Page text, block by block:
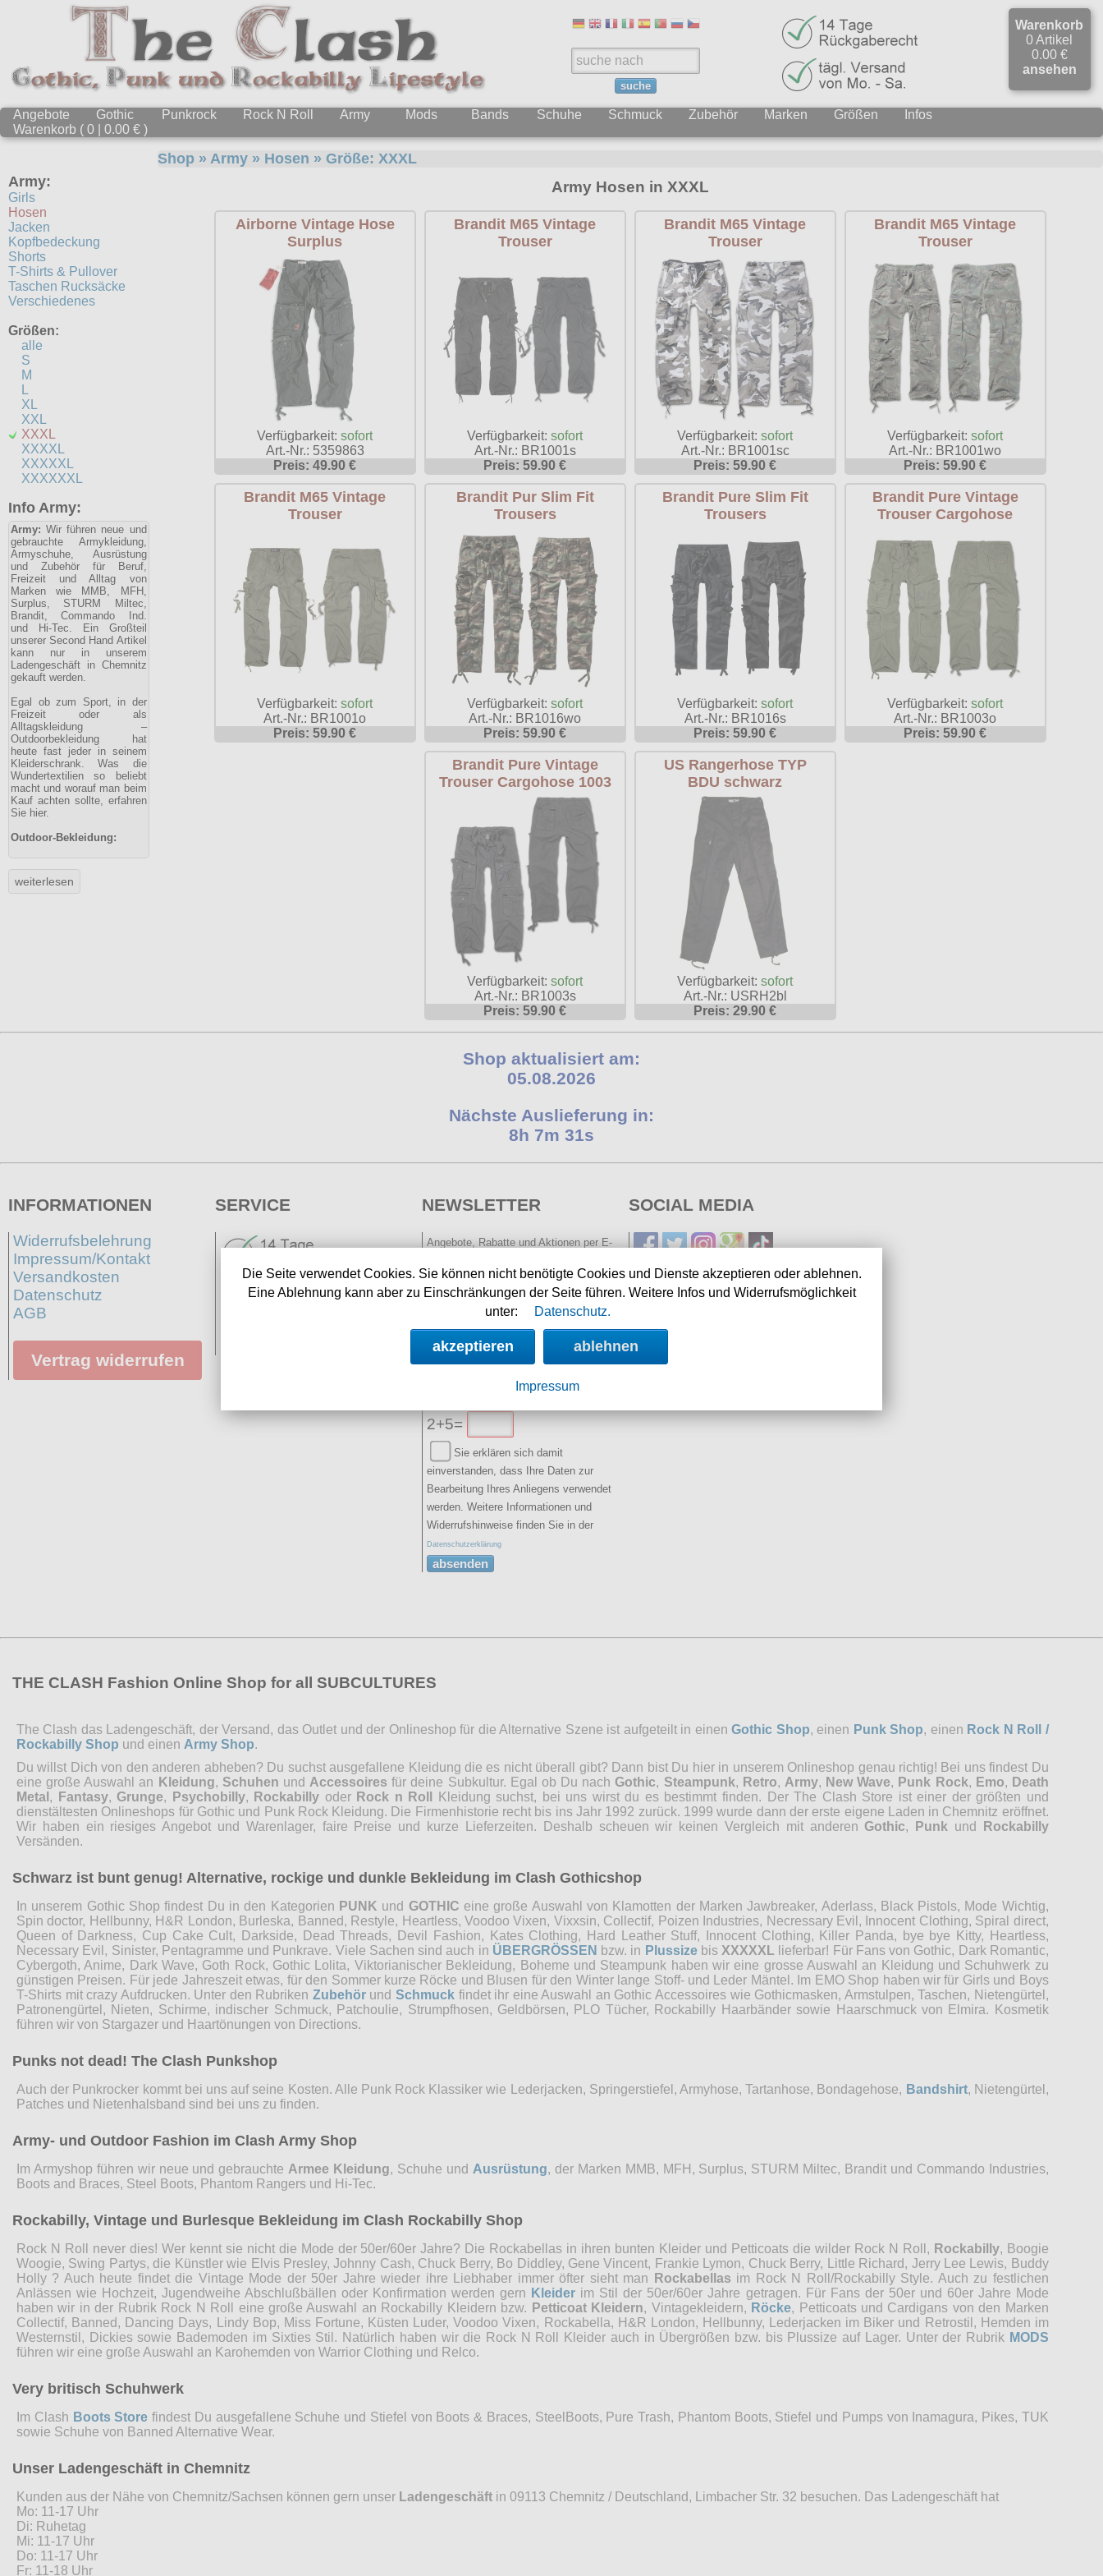
suche
Warenkorb
0 Artikel
0.00 €
ansehen
Angebote Gothic Punkrock Rock N Roll Army Mods Bands Schuhe Schmuck Zubehör Marken Größen
Infos
Warenkorb ( 0 | 0.00 € )
Army:
Girls
Hosen
Jacken
Kopfbedeckung
Shorts
T-Shirts & Pullover
Taschen Rucksäcke
Verschiedenes
Größen:
alle
S
M
L
XL
XXL
XXXL
XXXXL
XXXXXL
XXXXXXL
Info Army:
Army: Wir führen neue und
gebrauchte Armykleidung,
Armyschuhe, Ausrüstung
und Zubehör für Beruf,
Freizeit und Alltag von
Marken wie MMB, MFH,
Surplus, STURM Miltec,
Brandit, Commando Ind.
und Hi-Tec. Ein Großteil
unserer Second Hand Artikel
kann nur in unserem
Ladengeschäft in Chemnitz
gekauft werden.
Egal ob zum Sport, in der
Freizeit oder als
Alltagskleidung –
Outdoorbekleidung hat
heute fast jeder in seinem
Kleiderschrank. Was die
Wundertextilien so beliebt
macht und worauf man beim
Kauf achten sollte, erfahren
Sie hier.
Outdoor-Bekleidung:
Shop » Army» Hosen » Größe: XXXL
Army Hosen in XXXL
Airborne Vintage Hose
Surplus
Verfügbarkeit:sofort
Art.-Nr.: 5359863
Preis: 49.90 €
Brandit M65 Vintage
Trouser
Verfügbarkeit:sofort
Art.-Nr.: BR1001s
Preis: 59.90 €
Brandit M65 Vintage
Trouser
Verfügbarkeit:sofort
Art.-Nr.: BR1001sc
Preis: 59.90 €
Brandit M65 Vintage
Trouser
Verfügbarkeit:sofort
Art.-Nr.: BR1001wo
Preis: 59.90 €
Brandit M65 Vintage
Trouser
Verfügbarkeit:sofort
Art.-Nr.: BR1001o
Preis: 59.90 €
Brandit Pur Slim Fit
Trousers
Verfügbarkeit:sofort
Art.-Nr.: BR1016wo
Preis: 59.90 €
Brandit Pure Slim Fit
Trousers
Verfügbarkeit:sofort
Art.-Nr.: BR1016s
Preis: 59.90 €
Brandit Pure Vintage
Trouser Cargohose
Verfügbarkeit:sofort
Art.-Nr.: BR1003o
Preis: 59.90 €
Brandit Pure Vintage
Trouser Cargohose 1003
Verfügbarkeit:sofort
Art.-Nr.: BR1003s
Preis: 59.90 €
US Rangerhose TYP
BDU schwarz
Verfügbarkeit:sofort
Art.-Nr.: USRH2bl
Preis: 29.90 €
Shop aktualisiert am:
05.08.2026
Nächste Auslieferung in:
8h 7m 31s
INFORMATIONEN
Widerrufsbelehrung
Impressum/Kontakt
Versandkosten
Datenschutz
AGB
Vertrag widerrufen
SERVICE NEWSLETTER
Angebote, Rabatte und Aktionen per E-
E-Mail:
Name:(optional)
Spamschutz:(Ergebnis
2+5=
Sie erklären sich damit
einverstanden, dass Ihre Daten zur
Bearbeitung Ihres Anliegens verwendet
werden. Weitere Informationen und
Widerrufshinweise finden Sie in der
Datenschutzerklärung
absenden
SOCIAL MEDIA
THE CLASH Fashion Online Shop for all SUBCULTURES
The Clash das Ladengeschäft, der Versand, das Outlet und der Onlineshop für die Alternative Szene ist aufgeteilt in einenGothic Shop, einen Punk Shop, einen Rock N Roll /
Rockabilly Shop und einen Army Shop.
Du willst Dich von den anderen abheben? Du suchst ausgefallene Kleidung die es nicht überall gibt? Dann bist Du hier in unserem Onlineshop genau richtig! Bei uns findest Du
eine große Auswahl an Kleidung, Schuhen undAccessoires für deine Subkultur. Egal ob Du nach Gothic, Steampunk, Retro, Army, New Wave, Punk Rock, Emo, Death
Metal , Fantasy, Grunge, Psychobilly, Rockabilly oder Rock n Roll
Kleidung suchst, bei uns wirst du es bestimmt finden. Der The Clash Store ist einer der größten und
dienstältesten Onlineshops für Gothic und Punk Rock Kleidung. Die Firmenhistorie recht bis ins Jahr 1992 zurück. 1999 wurde dann der erste eigene Laden in Chemnitz eröffnet.
Wir haben ein riesiges Angebot und Warenlager, faire Preise und kurze Lieferzeiten. Deshalb scheuen wir keinen Vergleich mit anderen Gothic, Punk und
Rockabilly
Versänden.
Schwarz ist bunt genug! Alternative, rockige und dunkle Bekleidung im Clash Gothicshop
In unserem Gothic Shop findest Du in den Kategorien PUNK und GOTHIC eine große Auswahl von Klamotten der Marken Jawbreaker, Aderlass, Black Pistols, Mode Wichtig,
Spin doctor, Hellbunny, H&R London, Burleska, Banned, Restyle, Heartless, Voodoo Vixen, Vixxsin, Collectif, Poizen Industries, Necressary Evil, Innocent Clothing, Spiral direct,
Queen of Darkness, Cup Cake Cult, Darkside, Dead Threads, Devil Fashion, Kates Clothing, Hard Leather Stuff, Innocent Clothing, Killer Panda, bye bye Kitty, Heartless,
Necessary Evil, Sinister, Pentagramme und Punkrave. Viele Sachen sind auch in ÜBERGRÖSSEN bzw. in PlussizebisXXXXXL lieferbar! Für Fans von Gothic, Dark Romantic,
Cybergoth, Anime, Dark Wave, Goth Rock, Gothic Lolita, Viktorianischer Bekleidung, Boheme und Steampunk haben wir eine grosse Auswahl an Kleidung und Schuhwerk zu
günstigen Preisen. Für jede Jahreszeit etwas, für den Sommer kurze Röcke und Blusen für den Winter lange Stoff- und Leder Mäntel. Im EMO Shop haben wir für Girls und Boys
T-Shirts mit crazy Aufdrucken. Unter den Rubriken ZubehörundSchmuck findet ihr eine Auswahl an Gothic Accessoires wie Gothicmasken, Armstulpen, Taschen, Nietengürtel,
Patronengürtel, Nieten, Schirme, indischer Schmuck, Patchoulie, Strumpfhosen, Geldbörsen, PLO Tücher, Rockabilly Haarbänder sowie Haarschmuck von Elmira. Kosmetik
führen wir von Stargazer und Haartönungen von Directions.
Punks not dead! The Clash Punkshop
Auch der Punkrocker kommt bei uns auf seine Kosten. Alle Punk Rock Klassiker wie Lederjacken, Springerstiefel, Armyhose, Tartanhose, Bondagehose, Bandshirt, Nietengürtel,
Patches und Nietenhalsband sind bei uns zu finden.
Army- und Outdoor Fashion im Clash Army Shop
Im Armyshop führen wir neue und gebrauchteArmee Kleidung, Schuhe und Ausrüstung, der Marken MMB, MFH, Surplus, STURM Miltec, Brandit und Commando Industries,
Boots and Braces, Steel Boots, Phantom Rangers und Hi-Tec.
Rockabilly, Vintage und Burlesque Bekleidung im Clash Rockabilly Shop
Rock N Roll never dies! Wer kennt sie nicht die Mode der 50er/60er Jahre? Die Rockabellas in ihren bunten Kleider und Petticoats die wilder Rock N Roll, Rockabilly, Boogie
Woogie, Swing Partys, die Künstler wie Elvis Presley, Johnny Cash, Chuck Berry, Bo Diddley, Gene Vincent, Frankie Lymon, Chuck Berry, Little Richard, Jerry Lee Lewis, Buddy
Holly ? Auch heute findet die Vintage Mode der 50er Jahre wieder ihre Liebhaber immer öfter sieht man
Rockabellas im Rock N Roll/Rockabilly Style. Auch zu festlichen
Anlässen wie Hochzeit, Jugendweihe Abschlußbällen oder Konfirmation werden gern Kleider im Stil der 50er/60er Jahre getragen. Für Fans der 50er und 60er Jahre Mode
haben wir in der Rubrik Rock N Roll eine große Auswahl an Rockabilly Kleidern bzw. Petticoat Kleidern, Vintagekleidern, Röcke, Petticoats und Cardigans von den Marken
Collectif, Banned, Dancing Days, Lindy Bop, Miss Fortune, Küsten Luder, Voodoo Vixen, Rockabella, H&R London, Hellbunny, Lederjacken im Biker und Retrostil, Hemden im
Westernstil, Dickies sowie Bademoden im Sixties Stil. Natürlich haben wir die Rock N Roll Kleider auch in Übergrößen bzw. bis Plussize auf Lager. Unter der Rubrik MODS
führen wir eine große Auswahl an Karohemden von Warrior Clothing und Relco.
Very britisch Schuhwerk
Im Clash Boots Store findest Du ausgefallene Schuhe und Stiefel von Boots & Braces, SteelBoots, Pure Trash, Phantom Boots, Stiefel und Pumps von Inamagura, Pikes, TUK
sowie Schuhe von Banned Alternative Wear.
Unser Ladengeschäft in Chemnitz
Kunden aus der Nähe von Chemnitz/Sachsen können gern unser Ladengeschäft in 09113 Chemnitz / Deutschland, Limbacher Str. 32 besuchen. Das Ladengeschäft hat
Mo: 11-17 Uhr
Di: Ruhetag
Mi: 11-17 Uhr
Do: 11-17 Uhr
Fr: 11-18 Uhr
Die Seite verwendet Cookies. Sie können nicht benötigte Cookies und Dienste akzeptieren oder ablehnen.
Eine Ablehnung kann aber zu Einschränkungen der Seite führen. Weitere Infos und Widerrufsmöglichkeit
unter:
Datenschutz.
akzeptieren ablehnen
Impressum